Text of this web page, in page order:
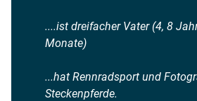
....ist dreifacher Vater (4, 8
Monate)
...hat Rennradsport und
Steckenpferde.